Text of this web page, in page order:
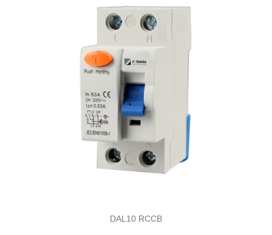
DAL10 RCCB